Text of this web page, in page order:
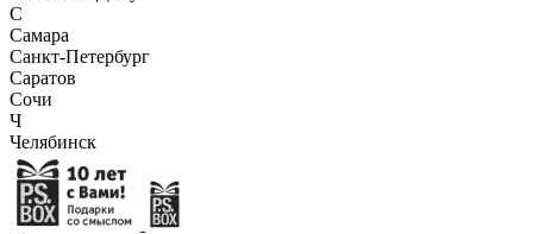
С
Самара
Санкт-Петербург
Саратов
Сочи
Ч
Челябинск